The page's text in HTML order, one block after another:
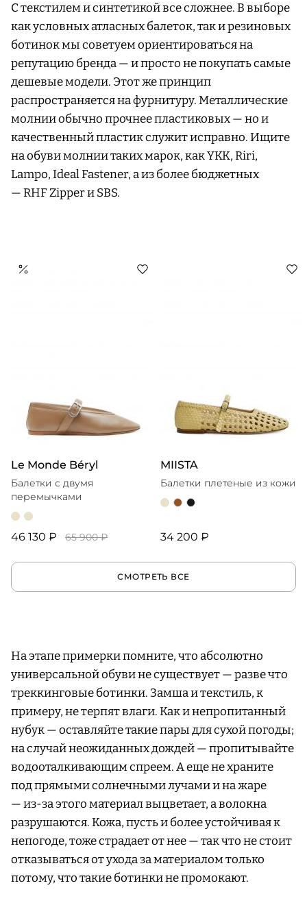
С текстилем и синтетикой все сложнее. В выборе
как условных атласных балеток, так и резиновых
ботинок мы советуем ориентироваться на
репутацию бренда — и просто не покупать самые
дешевые модели. Этот же принцип
распространяется на фурнитуру. Металлические
молнии обычно прочнее пластиковых — но и
качественный пластик служит исправно. Ищите
на обуви молнии таких марок, как YKK, Riri,
Lampo, Ideal Fastener, а из более бюджетных
— RHF Zipper и SBS.
Le Monde Béryl
Балетки с двумя
перемычками
46 130 ₽ 65 900 ₽
MIISTA
Балетки плетеные из кожи
34 200 ₽
СМОТРЕТЬ ВСЕ
На этапе примерки помните, что абсолютно
универсальной обуви не существует — разве что
треккинговые ботинки. Замша и текстиль, к
примеру, не терпят влаги. Как и непропитанный
нубук — оставляйте такие пары для сухой погоды;
на случай неожиданных дождей — пропитывайте
водооталкивающим спреем. А еще не храните
под прямыми солнечными лучами и на жаре
— из-за этого материал выцветает, а волокна
разрушаются. Кожа, пусть и более устойчивая к
непогоде, тоже страдает от нее — так что не стоит
отказываться от ухода за материалом только
потому, что такие ботинки не промокают.